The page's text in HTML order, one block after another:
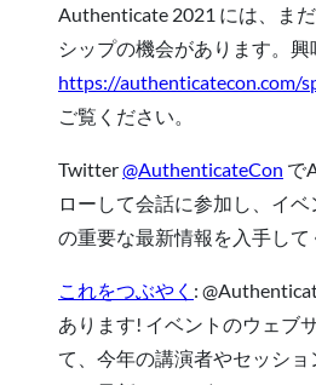
Authenticate 2021 には、ま
シップの機会があります。興
https://authenticatecon.com/
ご覧ください。
Twitter@AuthenticateCon で
ローして会話に参加し、イ
の重要な最新情報を入手して
これをつぶやく :
あります! イベントのウェブ
て、今年の講演者やセッショ